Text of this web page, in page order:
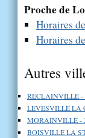
Proche de
Horaires
Horaires
Autres
RECLAINVILLE -
LEVESVILLE LA
MORAINVILLE -
BOISVILLE LA